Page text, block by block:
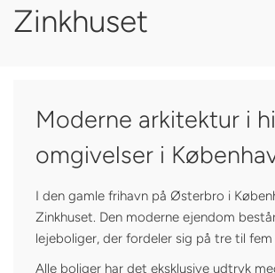
Zinkhuset
Moderne arkitektur i
omgivelser i
I den gamle frihavn på Østerbro i
Zinkhuset. Den moderne ejendom
lejeboliger, der fordeler sig på tre til
Alle boliger har det eksklusive udtryk